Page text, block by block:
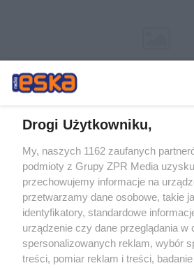
Żaden utwór zamieszczony w serwisie nie
rozpowszechniany lub dalej
tym także elektroniczny lub mechaniczny) na
eksploatacji w jakiejkolwiek formie, włącznie
Internecie bez pisemnej zgody właściciela
wykorzystanie utworów w całości lub w
tzn. bez właściwej zgody, jest zabronione pod
ścigane prawnie.
Drogi Użytkowniku,
My, naszych 1162 zaufanych
podmioty z Grupy ZPR Media
przechowujemy informacje na
przetwarzamy dane osobowe, takie
identyfikatory, standardowe
urządzenie czy dane przeglądania w
spersonalizowanych reklam, wybór
treści, pomiar reklam i treści,